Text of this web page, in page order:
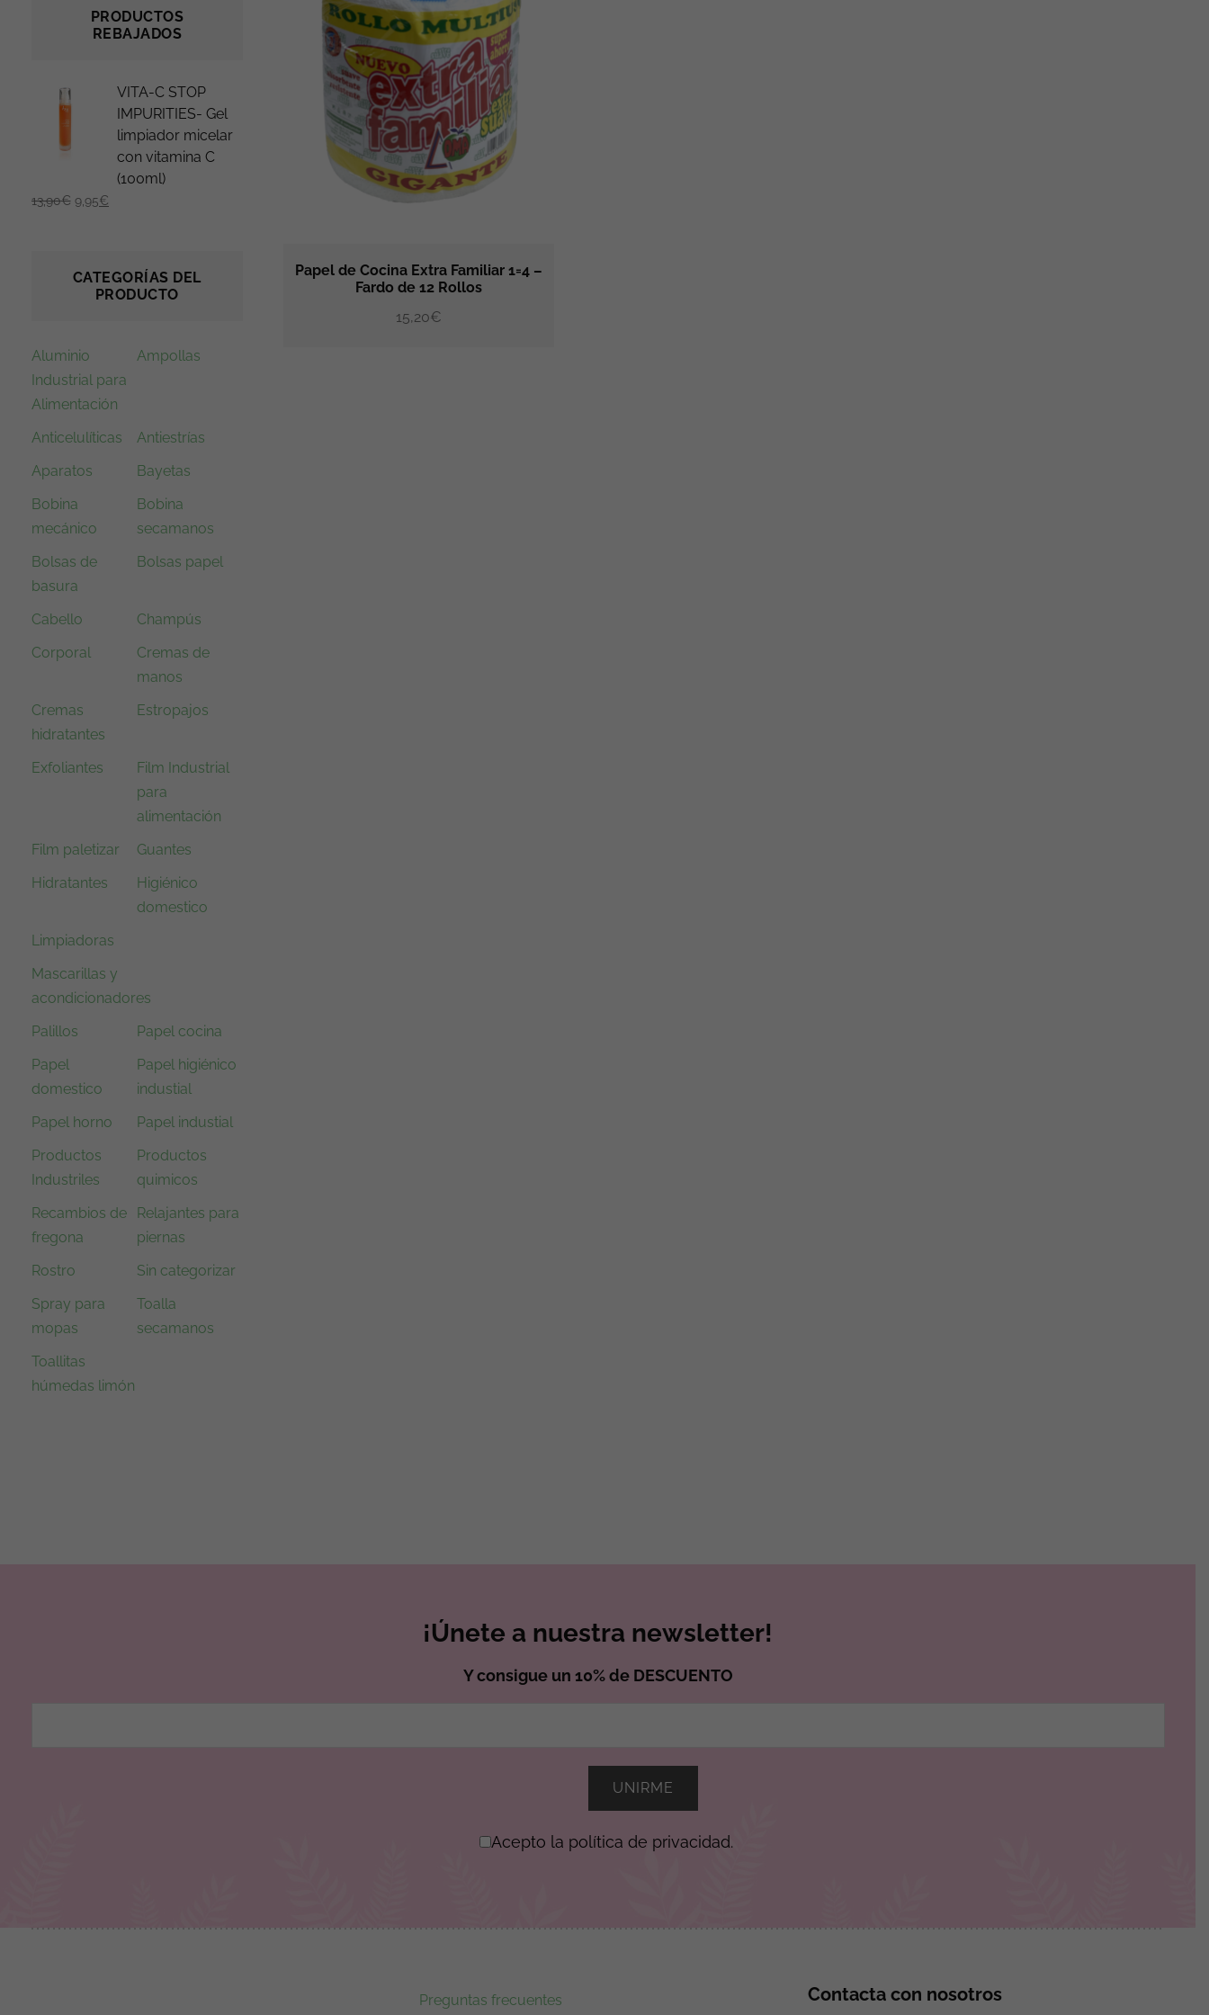
PRODUCTOS
REBAJADOS
VITA-C STOP
IMPURITIES- Gel
limpiador micelar
con vitamina C
(100ml)
13,90€
c
g
i
n
a
e
r
a
,
9
9,95€
c
u
a
l
e
:
9
,
.
CATEGORÍAS DEL
PRODUCTO
Aluminio
Industrial para
Alimentación
Ampollas
Anticelulíticas
Antiestrías
Aparatos
Bayetas
Bobina
mecánico
Bobina
secamanos
Bolsas de
basura
Bolsas papel
Cabello
Champús
Corporal
Cremas de
manos
Cremas
hidratantes
Estropajos
Exfoliantes
Film Industrial
para
alimentación
Film paletizar
Guantes
Hidratantes
Higiénico
domestico
Limpiadoras
Mascarillas y
acondicionadores
Palillos
Papel cocina
Papel
domestico
Papel higiénico
industial
Papel horno
Papel industial
Productos
Industriles
Productos
quimicos
Recambios de
fregona
Relajantes para
piernas
Rostro
Sin categorizar
Spray para
mopas
Toalla
secamanos
Toallitas
húmedas limón
Papel de Cocina Extra Familiar 1=4 –
Fardo de 12 Rollos
15,20€
¡Únete a nuestra newsletter!
Y consigue un 10% de DESCUENTO
Acepto la política de privacidad.
Preguntas frecuentes Contacta con nosotros